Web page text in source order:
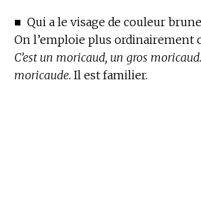
■ Qui a le visage de couleur
On l’emploie plus ordinairement
C’est un moricaud, un gros
moricaude. Il est familier.